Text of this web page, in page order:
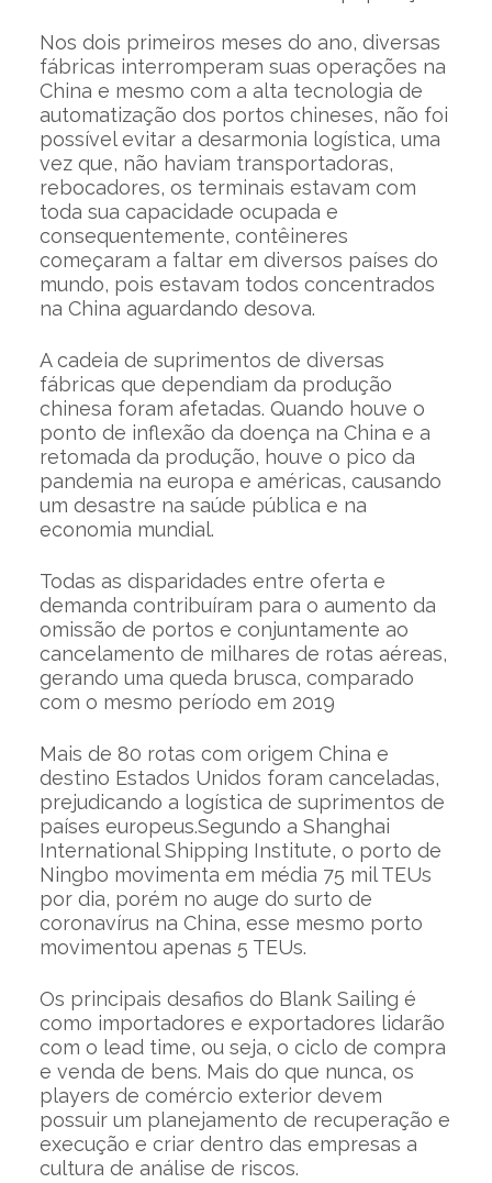
Nos dois primeiros meses do ano, diversas
fábricas interromperam suas operações na
China e mesmo com a alta tecnologia de
automatização dos portos chineses, não foi
possível evitar a desarmonia logística, uma
vez que, não haviam transportadoras,
rebocadores, os terminais estavam com
toda sua capacidade ocupada e
consequentemente, contêineres
começaram a faltar em diversos países do
mundo, pois estavam todos concentrados
na China aguardando desova.
A cadeia de suprimentos de diversas
fábricas que dependiam da produção
chinesa foram afetadas. Quando houve o
ponto de inflexão da doença na China e a
retomada da produção, houve o pico da
pandemia na europa e américas, causando
um desastre na saúde pública e na
economia mundial.
Todas as disparidades entre oferta e
demanda contribuíram para o aumento da
omissão de portos e conjuntamente ao
cancelamento de milhares de rotas aéreas,
gerando uma queda brusca, comparado
com o mesmo período em 2019
Mais de 80 rotas com origem China e
destino Estados Unidos foram canceladas,
prejudicando a logística de suprimentos de
países europeus.Segundo a Shanghai
International Shipping Institute, o porto de
Ningbo movimenta em média 75 mil TEUs
por dia, porém no auge do surto de
coronavírus na China, esse mesmo porto
movimentou apenas 5 TEUs.
Os principais desafios do Blank Sailing é
como importadores e exportadores lidarão
com o lead time, ou seja, o ciclo de compra
e venda de bens. Mais do que nunca, os
players de comércio exterior devem
possuir um planejamento de recuperação e
execução e criar dentro das empresas a
cultura de análise de riscos.